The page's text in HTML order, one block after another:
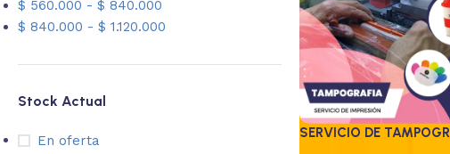
$ 560.000 - $ 840.000
$ 840.000 - $ 1.120.000
Stock Actual
En oferta
SERVICIO DE